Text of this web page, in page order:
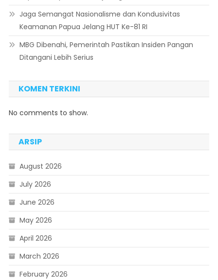
Jaga Semangat Nasionalisme dan Kondusivitas
Keamanan Papua Jelang HUT Ke-81 RI
MBG Dibenahi, Pemerintah Pastikan Insiden Pangan
Ditangani Lebih Serius
KOMEN TERKINI
No comments to show.
ARSIP
August 2026
July 2026
June 2026
May 2026
April 2026
March 2026
February 2026